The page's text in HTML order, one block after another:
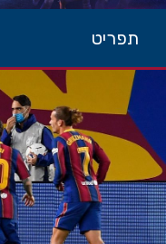
תפריט